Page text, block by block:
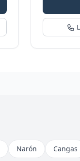
Narón Cangas